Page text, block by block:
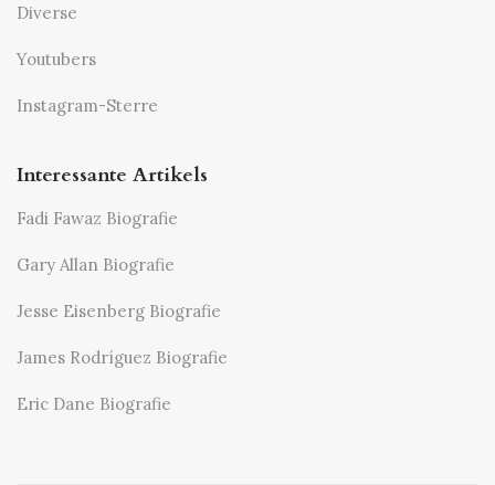
Diverse
Youtubers
Instagram-Sterre
Interessante Artikels
Fadi Fawaz Biografie
Gary Allan Biografie
Jesse Eisenberg Biografie
James Rodríguez Biografie
Eric Dane Biografie